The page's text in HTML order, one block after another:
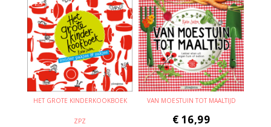
HET GROTE KINDERKOOKBOEK
ZPZ
VAN MOESTUIN TOT MAALTIJD
€ 16,99